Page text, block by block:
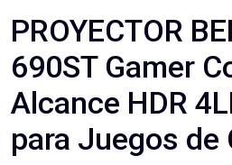
PROYECTOR
690ST Gamer
Alcance HDR
para Juegos de